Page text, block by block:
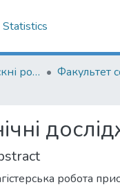
Statistics
Магістерські випускні роботи
робота